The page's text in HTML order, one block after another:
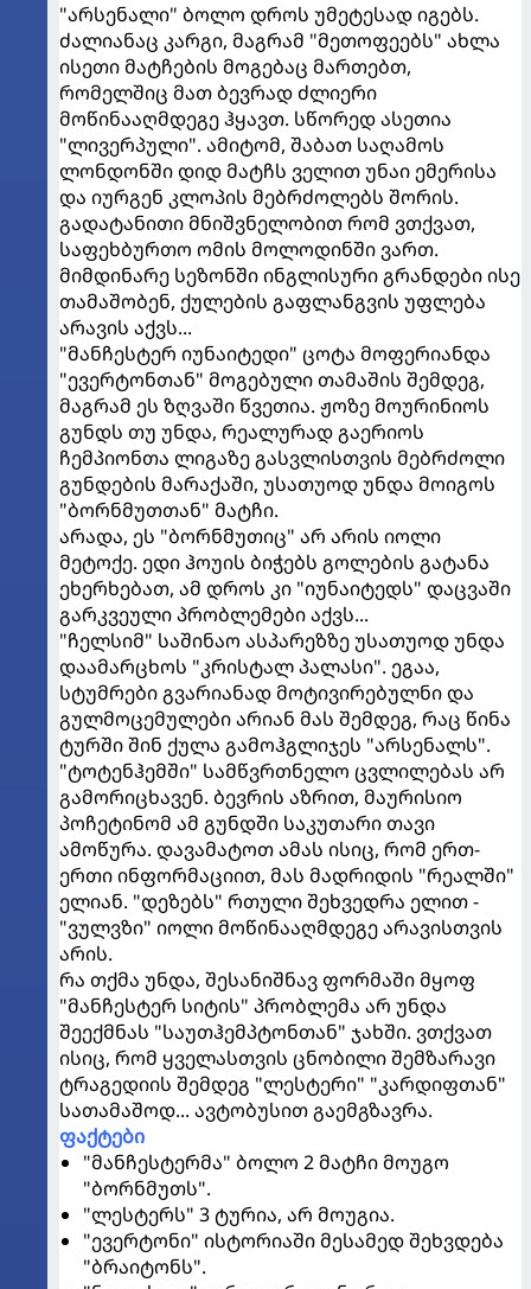
"არსენალი" ბოლო დროს უმეტესად იგებს.
ძალიანაც კარგი, მაგრამ "მეთოფეებს" ახლა
ისეთი მატჩების მოგებაც მართებთ,
რომელშიც მათ ბევრად ძლიერი
მოწინააღმდეგე ჰყავთ. სწორედ ასეთია
"ლივერპული". ამიტომ, შაბათ საღამოს
ლონდონში დიდ მატჩს ველით უნაი ემერისა
და იურგენ კლოპის მებრძოლებს შორის.
გადატანითი მნიშვნელობით რომ ვთქვათ,
საფეხბურთო ომის მოლოდინში ვართ.
მიმდინარე სეზონში ინგლისური გრანდები ისე
თამაშობენ, ქულების გაფლანგვის უფლება
არავის აქვს...
"მანჩესტერ იუნაიტედი" ცოტა მოფერიანდა
"ევერტონთან" მოგებული თამაშის შემდეგ,
მაგრამ ეს ზღვაში წვეთია. ჟოზე მოურინიოს
გუნდს თუ უნდა, რეალურად გაერიოს
ჩემპიონთა ლიგაზე გასვლისთვის მებრძოლი
გუნდების მარაქაში, უსათუოდ უნდა მოიგოს
"ბორნმუთთან" მატჩი.
არადა, ეს "ბორნმუთიც" არ არის იოლი
მეტოქე. ედი ჰოუის ბიჭებს გოლების გატანა
ეხერხებათ, ამ დროს კი "იუნაიტედს" დაცვაში
გარკვეული პრობლემები აქვს...
"ჩელსიმ" საშინაო ასპარეზზე უსათუოდ უნდა
დაამარცხოს "კრისტალ პალასი". ეგაა,
სტუმრები გვარიანად მოტივირებულნი და
გულმოცემულები არიან მას შემდეგ, რაც წინა
ტურში შინ ქულა გამოჰგლიჯეს "არსენალს".
"ტოტენჰემში" სამწვრთნელო ცვლილებას არ
გამორიცხავენ. ბევრის აზრით, მაურისიო
პოჩეტინომ ამ გუნდში საკუთარი თავი
ამოწურა. დავამატოთ ამას ისიც, რომ ერთ-
ერთი ინფორმაციით, მას მადრიდის "რეალში"
ელიან. "დეზებს" რთული შეხვედრა ელით -
"ვულვზი" იოლი მოწინააღმდეგე არავისთვის
არის.
რა თქმა უნდა, შესანიშნავ ფორმაში მყოფ
"მანჩესტერ სიტის" პრობლემა არ უნდა
შეექმნას "საუთჰემპტონთან" ჯახში. ვთქვათ
ისიც, რომ ყველასთვის ცნობილი შემზარავი
ტრაგედიის შემდეგ "ლესტერი" "კარდიფთან"
სათამაშოდ... ავტობუსით გაემგზავრა.
ფაქტები
"მანჩესტერმა" ბოლო 2 მატჩი მოუგო
"ბორნმუთს".
"ლესტერს" 3 ტურია, არ მოუგია.
"ევერტონი" ისტორიაში მესამედ შეხვდება
"ბრაიტონს".